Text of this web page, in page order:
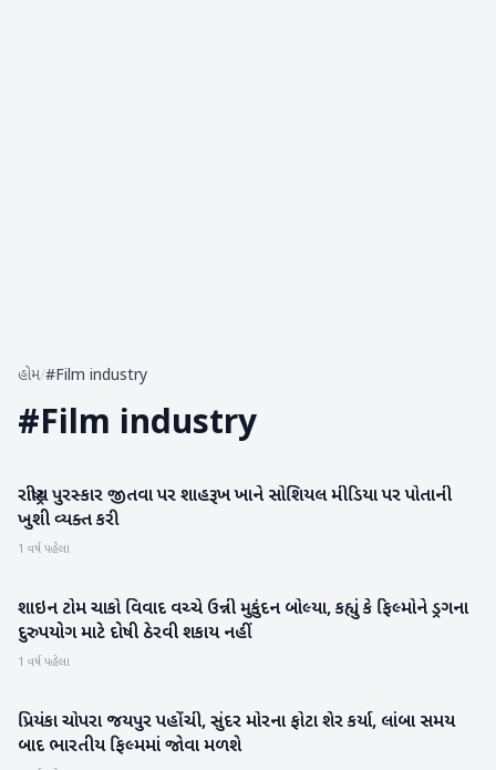
હોમ/#Film industry
#Film industry
મનોરંજન
રાષ્ટ્રીય પુરસ્કાર જીતવા પર શાહરૂખ ખાને સોશિયલ મીડિયા પર પોતાની
ખુશી વ્યક્ત કરી
1 વર્ષ પહેલા
મનોરંજન
શાઇન ટોમ ચાકો વિવાદ વચ્ચે ઉન્ની મુકુંદન બોલ્યા, કહ્યું કે ફિલ્મોને ડ્રગના
દુરુપયોગ માટે દોષી ઠેરવી શકાય નહીં
1 વર્ષ પહેલા
મનોરંજન
પ્રિયંકા ચોપરા જયપુર પહોંચી, સુંદર મોરના ફોટા શેર કર્યા, લાંબા સમય
બાદ ભારતીય ફિલ્મમાં જોવા મળશે